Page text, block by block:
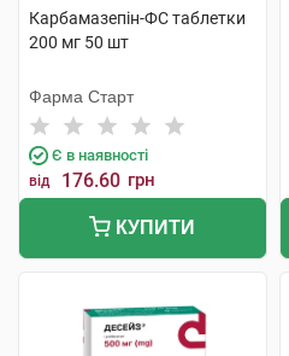
Карбамазепін-ФС таблетки
200 мг 50 шт
Фарма Старт
Є в наявності
від 176.60 грн
КУПИТИ